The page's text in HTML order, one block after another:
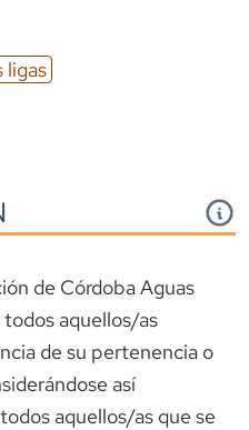
ligas
de Córdoba Aguas
aquellos/as
de su pertenencia o
así
aquellos/as que se